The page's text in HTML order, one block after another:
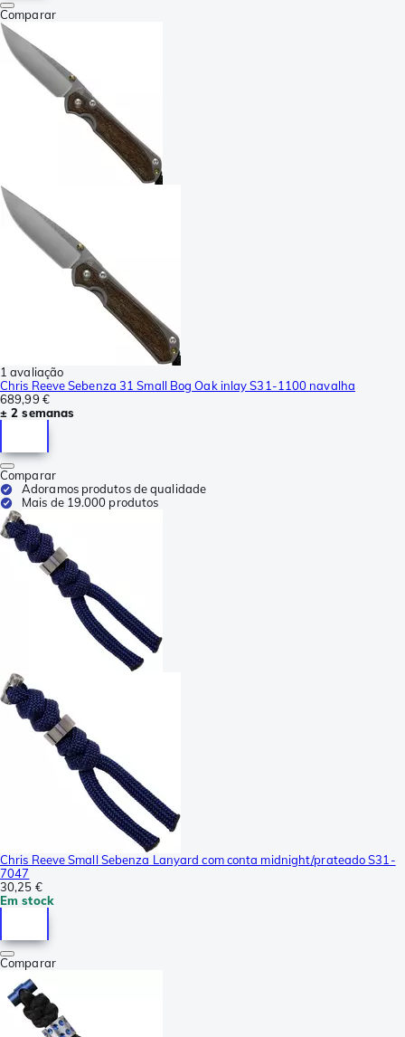
Comparar
1 avaliação
Chris Reeve Sebenza 31 Small Bog Oak inlay S31-1100 navalha
689,99 €
± 2 semanas
Comparar
Adoramos produtos de qualidade
Mais de 19.000 produtos
Chris Reeve Small Sebenza Lanyard com conta midnight/prateado S31-
7047
30,25 €
Em stock
Comparar